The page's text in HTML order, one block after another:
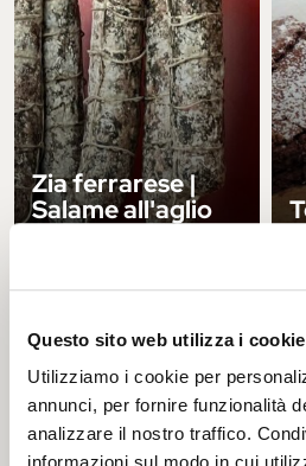
Questo sito web utilizza i cookie
Utilizziamo i cookie per
annunci, per fornire funzionalità
analizzare il nostro traffico.
Zia ferrarese |
Salame all'aglio